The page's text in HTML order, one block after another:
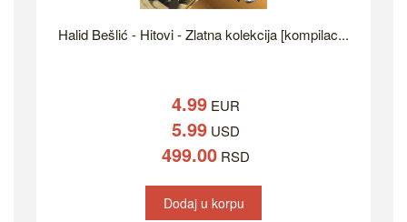
Halid Bešlić - Hitovi - Zlatna kolekcija [kompilac...
4.99 EUR
5.99 USD
499.00 RSD
Dodaj u korpu